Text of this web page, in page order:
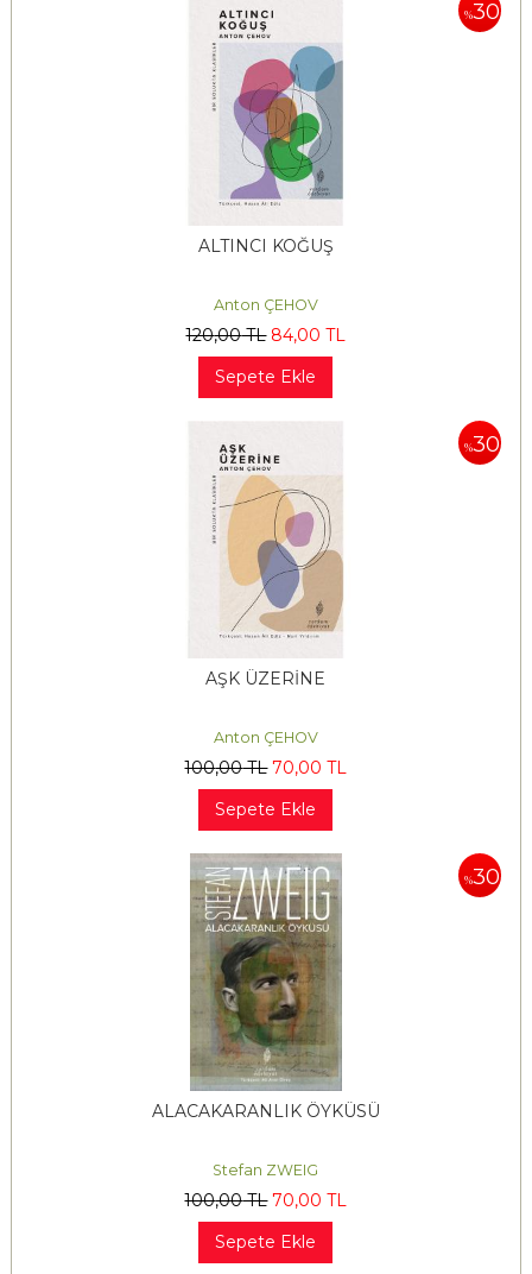
%30
ALTINCI KOĞUŞ
Anton ÇEHOV
120,00TL 84,00 TL
Sepete Ekle
%30
AŞK ÜZERİNE
Anton ÇEHOV
100,00TL 70,00 TL
Sepete Ekle
%30
ALACAKARANLIK ÖYKÜSÜ
Stefan ZWEIG
100,00TL 70,00 TL
Sepete Ekle